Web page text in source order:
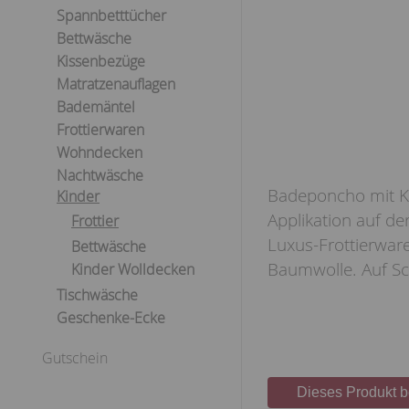
Spannbetttücher
Bettwäsche
Kissenbezüge
Matratzenauflagen
Bademäntel
Frottierwaren
Wohndecken
Nachtwäsche
Kinder
Frottier
Bettwäsche
Kinder Wolldecken
Tischwäsche
Geschenke-Ecke
Gutschein
Badeponcho mit
Applikation auf
Luxus-
Baumwolle. Auf
Dieses Produkt